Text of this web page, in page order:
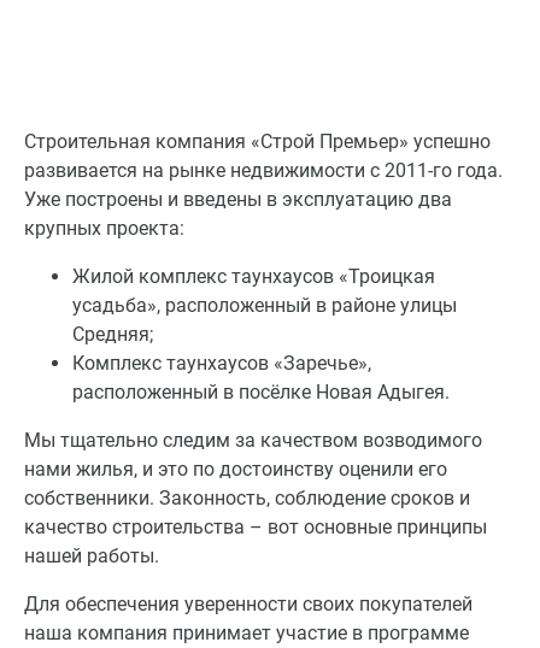
Строительная компания «Строй Премьер» успешно
развивается на рынке недвижимости с 2011-го года.
Уже построены и введены в эксплуатацию два
крупных проекта:
Жилой комплекс таунхаусов «Троицкая
усадьба», расположенный в районе улицы
Средняя;
Комплекс таунхаусов «Заречье»,
расположенный в посёлке Новая Адыгея.
Мы тщательно следим за качеством возводимого
нами жилья, и это по достоинству оценили его
собственники. Законность, соблюдение сроков и
качество строительства – вот основные принципы
нашей работы.
Для обеспечения уверенности своих покупателей
наша компания принимает участие в программе